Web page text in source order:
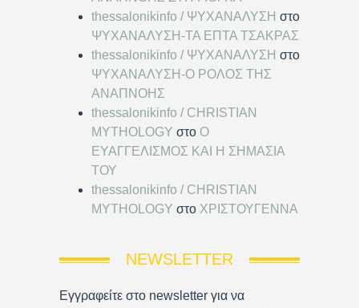
thessalonikinfo / ΨΥΧΑΝΑΛΥΣΗ στο
ΨΥΧΑΝΑΛΥΣΗ-ΤΑ ΕΠΤΑ ΤΣΑΚΡΑΣ
thessalonikinfo / ΨΥΧΑΝΑΛΥΣΗ στο
ΨΥΧΑΝΑΛΥΣΗ-Ο ΡΟΛΟΣ ΤΗΣ
ΑΝΑΠΝΟΗΣ
thessalonikinfo / CHRISTIAN
MYTHOLOGY στο Ο
ΕΥΑΓΓΕΛΙΣΜΟΣ ΚΑΙ Η ΣΗΜΑΣΙΑ
ΤΟΥ
thessalonikinfo / CHRISTIAN
MYTHOLOGY στο ΧΡΙΣΤΟΥΓΕΝΝΑ
NEWSLETTER
Εγγραφείτε στο newsletter για να